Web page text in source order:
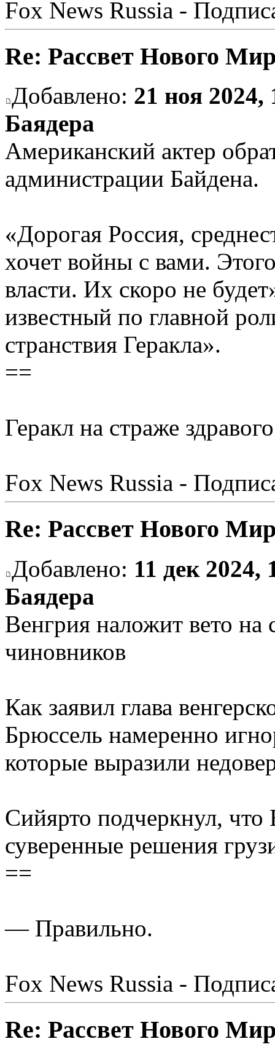
Fox News Russia -
Re: Рассвет Нового
Добавлено: 21 ноя 2024,
Баядера
Американский актер
администрации Байдена.
«Дорогая Россия,
хочет войны с вами.
власти. Их скоро не
известный по главной
странствия Геракла».
==
Геракл на страже
Fox News Russia -
Re: Рассвет Нового
Добавлено: 11 дек 2024,
Баядера
Венгрия наложит вето
чиновников
Как заявил глава
Брюссель намеренно
которые выразили
Сийярто подчеркнул,
суверенные решения
==
— Правильно.
Fox News Russia -
Re: Рассвет Нового